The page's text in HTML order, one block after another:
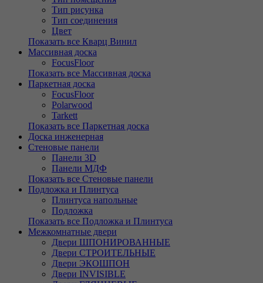
Тип рисунка
Тип соединения
Цвет
Показать все Кварц Винил
Массивная доска
FocusFloor
Показать все Массивная доска
Паркетная доска
FocusFloor
Polarwood
Tarkett
Показать все Паркетная доска
Доска инженерная
Стеновые панели
Панели 3D
Панели МДФ
Показать все Стеновые панели
Подложка и Плинтуса
Плинтуса напольные
Подложка
Показать все Подложка и Плинтуса
Межкомнатные двери
Двери ШПОНИРОВАННЫЕ
Двери СТРОИТЕЛЬНЫЕ
Двери ЭКОШПОН
Двери INVISIBLE